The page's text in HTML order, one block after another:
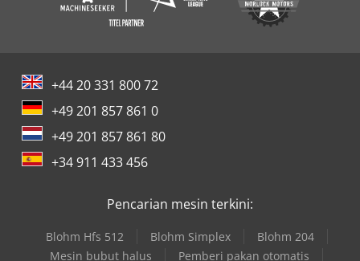
+44 20 331 800 72
+49 201 857 861 0
+49 201 857 861 80
+34 911 433 456
Pencarian mesin terkini:
Blohm Hfs 512 Blohm Simplex
Blohm 204
Mesin bubut halus
Pemberi pakan otomatis